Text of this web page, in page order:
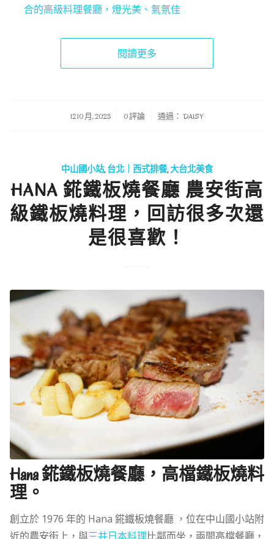
合的高級料理餐廳，燈光美、氣氛佳
閱讀更多
12 10 月, 2023
/ 0 評論 通過： DAISY
中山國小站,台北｜西式排餐,大台北美食
HANA 錵鐵板燒餐廳 農安街高
級鐵板燒料理，回訪很多次還
是很喜歡！
Hana 錵鐵板燒餐廳，高檔鐵板燒料
理。
創立於 1976 年的 Hana 錵鐵板燒餐廳 ，位在中山國小站附
近的農安街上，與三井日本料理比鄰而坐，兩間高檔餐廳，